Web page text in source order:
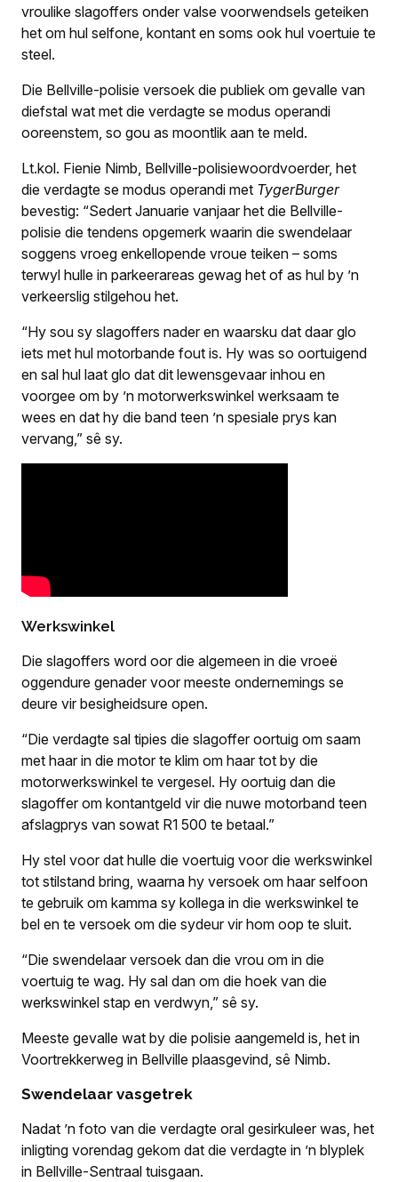
vroulike slagoffers onder valse voorwendsels geteiken
het om hul selfone, kontant en soms ook hul voertuie te
steel.
Die Bellville-polisie versoek die publiek om gevalle van
diefstal wat met die verdagte se modus operandi
ooreenstem, so gou as moontlik aan te meld.
Lt.kol. Fienie Nimb, Bellville-polisiewoordvoerder, het
die verdagte se modus operandi met TygerBurger
bevestig: “Sedert Januarie vanjaar het die Bellville-
polisie die tendens opgemerk waarin die swendelaar
soggens vroeg enkellopende vroue teiken – soms
terwyl hulle in parkeerareas gewag het of as hul by ’n
verkeerslig stilgehou het.
“Hy sou sy slagoffers nader en waarsku dat daar glo
iets met hul motorbande fout is. Hy was so oortuigend
en sal hul laat glo dat dit lewensgevaar inhou en
voorgee om by ’n motorwerkswinkel werksaam te
wees en dat hy die band teen ’n spesiale prys kan
vervang,” sê sy.
Werkswinkel
Die slagoffers word oor die algemeen in die vroeë
oggendure genader voor meeste ondernemings se
deure vir besigheidsure open.
“Die verdagte sal tipies die slagoffer oortuig om saam
met haar in die motor te klim om haar tot by die
motorwerkswinkel te vergesel. Hy oortuig dan die
slagoffer om kontantgeld vir die nuwe motorband teen
afslagprys van sowat R1 500 te betaal.”
Hy stel voor dat hulle die voertuig voor die werkswinkel
tot stilstand bring, waarna hy versoek om haar selfoon
te gebruik om kamma sy kollega in die werkswinkel te
bel en te versoek om die sydeur vir hom oop te sluit.
“Die swendelaar versoek dan die vrou om in die
voertuig te wag. Hy sal dan om die hoek van die
werkswinkel stap en verdwyn,” sê sy.
Meeste gevalle wat by die polisie aangemeld is, het in
Voortrekkerweg in Bellville plaasgevind, sê Nimb.
Swendelaar vasgetrek
Nadat ’n foto van die verdagte oral gesirkuleer was, het
inligting vorendag gekom dat die verdagte in ’n blyplek
in Bellville-Sentraal tuisgaan.